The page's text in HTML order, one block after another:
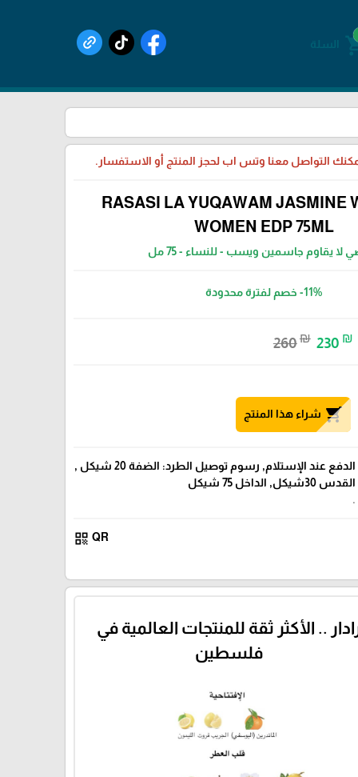
السلة
التواصل معنا وتس اب لحجز المنتج أو الاستفسار.
RASASI LA YUQAWAM JASMINE
WOMEN EDP 75ML
لا يقاوم جاسمين ويسب - للنساء - 75 مل
-11%خصم لفترة محدودة
260₪ 230 ₪
shopping_cart شراء هذا المنتج
الدفع عند الإستلام, رسوم توصيل الطرد: الضفة 20 شيكل ,
القدس 30شيكل, الداخل 75 شيكل
.
QR
qr_code
.. الأكثر ثقة للمنتجات العالمية في
فلسطين